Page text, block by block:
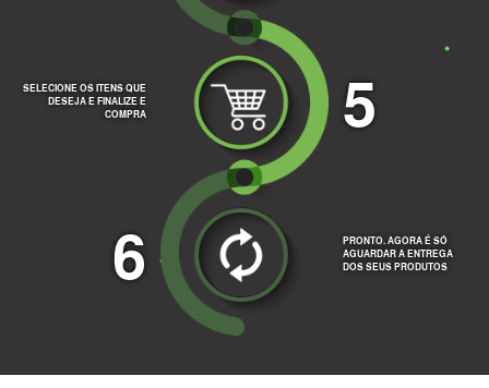
SELECIONE OS ITENS QUE
DESEJA E FINALIZE E
COMPRA
6
5
PRONTO. AGORA É SÓ
AGUARDAR A ENTREGA
DOS SEUS PRODUTOS